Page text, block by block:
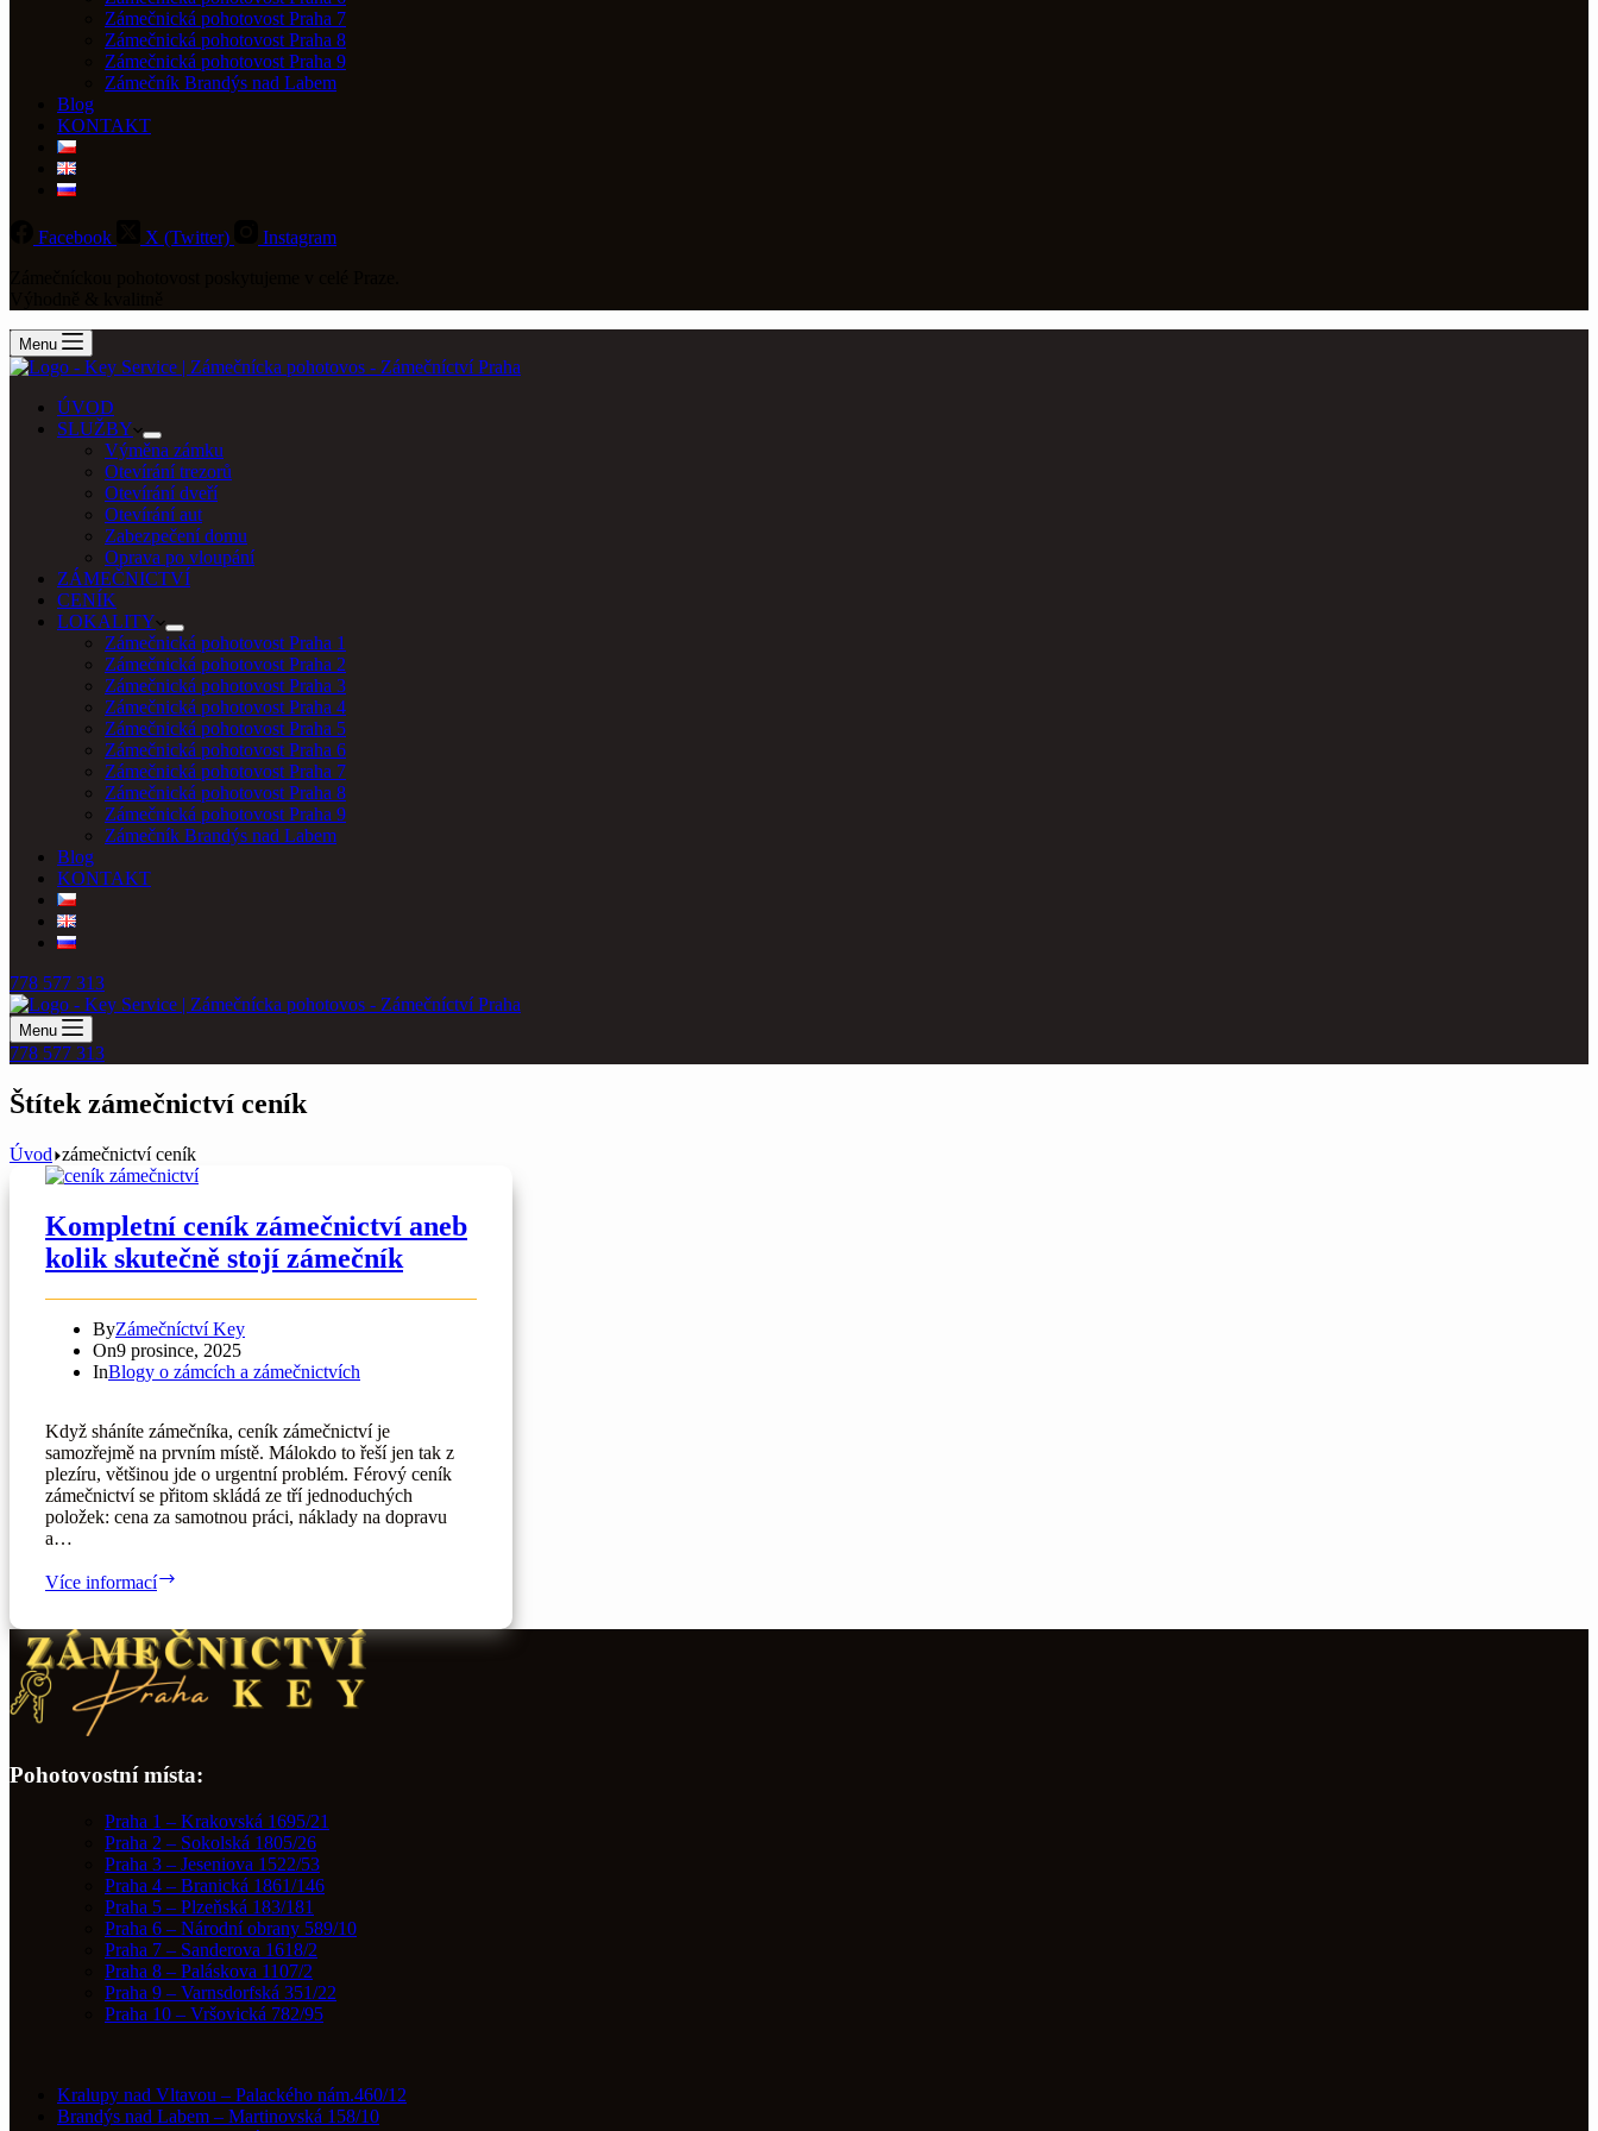
Zámečnická pohotovost Praha 7
Zámečnická pohotovost Praha 8
Zámečnická pohotovost Praha 9
Zámečník Brandýs nad Labem
Blog
KONTAKT
Facebook X (Twitter)
Instagram
Menu
ÚVOD
SLUŽBY
Výměna zámku
Otevírání trezorů
Otevírání dveří
Otevírání aut
Zabezpečení domu
Oprava po vloupání
ZÁMEČNICTVÍ
CENÍK
LOKALITY
Zámečnická pohotovost Praha 1
Zámečnická pohotovost Praha 2
Zámečnická pohotovost Praha 3
Zámečnická pohotovost Praha 4
Zámečnická pohotovost Praha 5
Zámečnická pohotovost Praha 6
Zámečnická pohotovost Praha 7
Zámečnická pohotovost Praha 8
Zámečnická pohotovost Praha 9
Zámečník Brandýs nad Labem
Blog
KONTAKT
778 577 313
Menu
778 577 313
Štítek zámečnictví ceník
Úvod zámečnictví ceník
Kompletní ceník zámečnictví aneb
kolik skutečně stojí zámečník
ByZámečníctví Key
On9 prosince, 2025
InBlogy o zámcích a zámečnictvích
Když sháníte zámečníka, ceník zámečnictví je
samozřejmě na prvním místě. Málokdo to řeší jen tak z
plezíru, většinou jde o urgentní problém. Férový ceník
zámečnictví se přitom skládá ze tří jednoduchých
položek: cena za samotnou práci, náklady na dopravu
a…
Více informací
aneb
kolik
skutečně
stojí
Pohotovostní místa:
Praha 1 – Krakovská 1695/21
Praha 2 – Sokolská 1805/26
Praha 3 – Jeseniova 1522/53
Praha 4 – Branická 1861/146
Praha 5 – Plzeňská 183/181
Praha 6 – Národní obrany 589/10
Praha 7 – Sanderova 1618/2
Praha 8 – Paláskova 1107/2
Praha 9 – Varnsdorfská 351/22
Praha 10 – Vršovická 782/95
Kralupy nad Vltavou – Palackého nám.460/12
Brandýs nad Labem – Martinovská 158/10